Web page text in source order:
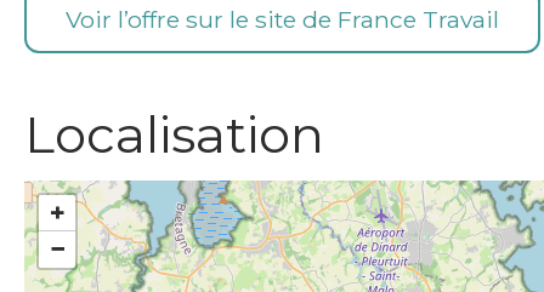
Voir l’offre sur le site de France Travail
Localisation
+
−